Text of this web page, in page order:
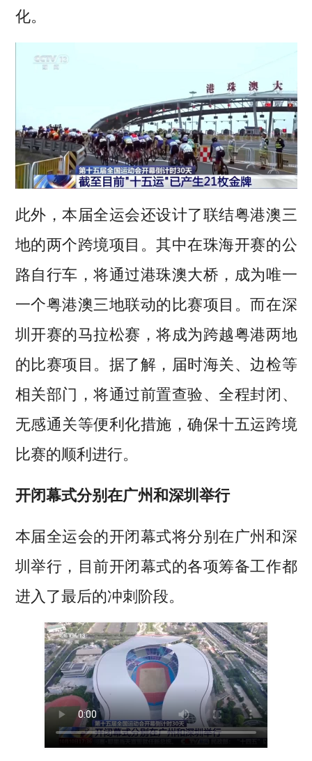
化。
此外，本届全运会还设计了联结粤港澳三
地的两个跨境项目。其中在珠海开赛的公
路自行车，将通过港珠澳大桥，成为唯一
一个粤港澳三地联动的比赛项目。而在深
圳开赛的马拉松赛，将成为跨越粤港两地
的比赛项目。据了解，届时海关、边检等
相关部门，将通过前置查验、全程封闭、
无感通关等便利化措施，确保十五运跨境
比赛的顺利进行。
开闭幕式分别在广州和深圳举行
本届全运会的开闭幕式将分别在广州和深
圳举行，目前开闭幕式的各项筹备工作都
进入了最后的冲刺阶段。